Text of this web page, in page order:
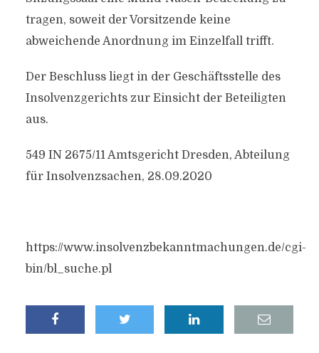
tragen, soweit der Vorsitzende keine
abweichende Anordnung im Einzelfall trifft.
Der Beschluss liegt in der Geschäftsstelle des
Insolvenzgerichts zur Einsicht der Beteiligten
aus.
549 IN 2675/11 Amtsgericht Dresden, Abteilung
für Insolvenzsachen, 28.09.2020
https://www.insolvenzbekanntmachungen.de/cgi-
bin/bl_suche.pl